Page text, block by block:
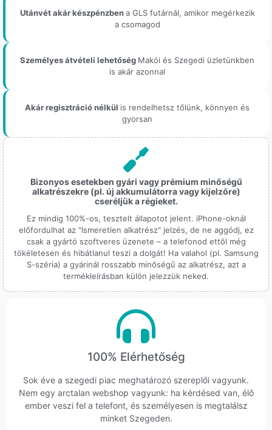
Utánvét akár készpénzbena GLS futárnál, amikor megérkezik
a csomagod
Személyes átvételi lehetőség Makói és Szegedi üzletünkben
is akár azonnal
Akár regisztráció nélkül is rendelhetsz tőlünk, könnyen és
gyorsan
Bizonyos esetekben gyári vagy prémium minőségű
alkatrészekre (pl. új akkumulátorra vagy kijelzőre)
cseréljük a régieket.
Ez mindig 100%-os, tesztelt állapotot jelent. iPhone-oknál
előfordulhat az "Ismeretlen alkatrész" jelzés, de ne aggódj, ez
csak a gyártó szoftveres üzenete – a telefonod ettől még
tökéletesen és hibátlanul teszi a dolgát! Ha valahol (pl. Samsung
S-széria) a gyárinál rosszabb minőségű az alkatrész, azt a
termékleírásban külön jelezzük neked.
100% Elérhetőség
Sok éve a szegedi piac meghatározó szereplői vagyunk.
Nem egy arctalan webshop vagyunk: ha kérdésed van, élő
ember veszi fel a telefont, és személyesen is megtalálsz
minket Szegeden.